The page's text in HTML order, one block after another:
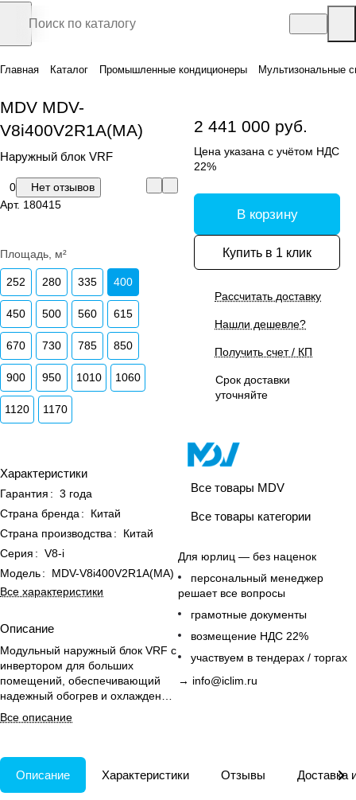
Главная Каталог Промышленные кондиционеры Мультизональные
MDV MDV-
V8i400V2R1A(MA)
Наружный блок VRF
0
Нет отзывов
Арт. 180415
Площадь, м²
252 280 335 400
450 500 560 615
670 730 785 850
900 950 1010 1060
1120 1170
Характеристики
Гарантия : 3 года
Страна бренда :
Китай
Страна производства :
Китай
Серия : V8-i
Модель:
MDV-V8i400V2R1A(MA)
Все характеристики
Описание
Модульный наружный блок VRF с
инвертором для больших
помещений, обеспечивающий
надежный обогрев и охлаждение
в широком диапазоне
температур.
Все описание
2 441 000 руб.
Цена указана с учётом НДС
22%
В корзину
Купить в 1 клик
Рассчитать доставку
Нашли дешевле?
Получить счет / КП
Срок доставки
уточняйте
Все товары MDV
Все товары категории
Для юрлиц — без наценок
персональный менеджер
решает все вопросы
грамотные документы
возмещение НДС 22%
участвуем в тендерах / торгах
→ info@iclim.ru
Описание Характеристики Отзывы Доставка